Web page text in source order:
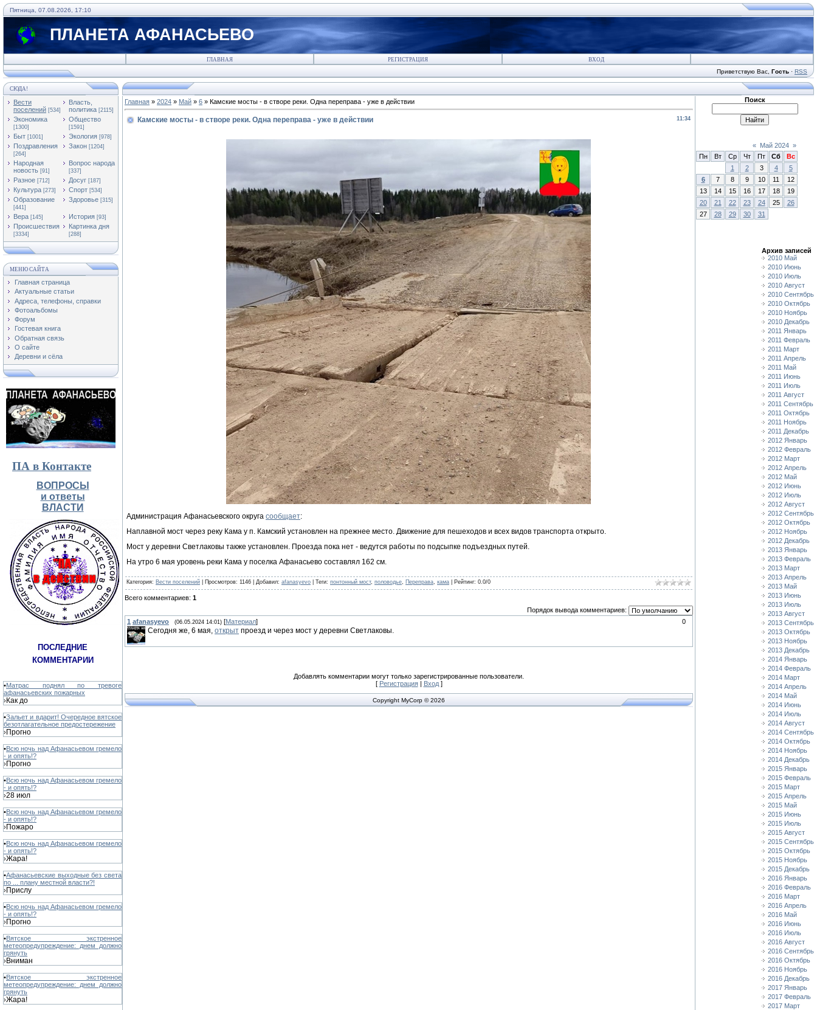
Пятница, 07.08.2026, 17:10
ПЛАНЕТА АФАНАСЬЕВО
ГЛАВНАЯ РЕГИСТРАЦИЯ ВХОД
Приветствую Вас Гость · RSS
СЮДА!
Вести
поселений [534]
Власть,
политика [2115]
Экономика
[1300]
Общество
[1591]
Быт [1001] Экология [978]
Поздравления
[264]
Закон [1204]
Народная
новость [91]
Вопрос народа
[337]
Разное [712] Досуг [187]
Культура [273] Спорт [534]
Образование
[441]
Здоровье [315]
Вера [145] История [93]
Происшествия
[3334]
Картинка дня
[288]
МЕНЮ САЙТА
Главная страница
Актуальные статьи
Адреса, телефоны, справки
Фотоальбомы
Форум
Гостевая книга
Обратная связь
О сайте
Деревни и сёла
ПА в Контакте
ВОПРОСЫ
и ответы
ВЛАСТИ
ПОСЛЕДНИЕ
КОММЕНТАРИИ
•Матрас поднял по тревоге
афанасьевских пожарных
›Как до
•Зальет и вдарит! Очередное вятское
безотлагательное предостережение
›Прогно
•Всю ночь над Афанасьевом гремело
- и опять!?
›Прогно
•Всю ночь над Афанасьевом гремело
- и опять!?
›28 июл
•Всю ночь над Афанасьевом гремело
- и опять!?
›Пожаро
•Всю ночь над Афанасьевом гремело
- и опять!?
›Жара!
•Афанасьевские выходные без света
по ... плану местной власти?!
›Прислу
•Всю ночь над Афанасьевом гремело
- и опять!?
›Прогно
•Вятское экстренное
метеопредупреждение: днем должно
грянуть
›Вниман
•Вятское экстренное
метеопредупреждение: днем должно
грянуть
›Жара!
Главная » 2024 » Май » 6 » Камские мосты - в створе реки. Одна переправа - уже в действии
11:34
Камские мосты - в створе реки. Одна переправа - уже в действии
Администрация Афанасьевского округа сообщает:
Наплавной мост через реку Кама у п. Камский установлен на прежнее место. Движение для пешеходов и всех видов транспорта открыто.
Мост у деревни Светлаковы также установлен. Проезда пока нет - ведутся работы по подсыпке подъездных путей.
На утро 6 мая уровень реки Кама у поселка Афанасьево составлял 162 см.
Категория: Вести поселений Просмотров: 1146 | Добавил: afanasyevo Теги: понтонный мост, половодье, Переправа, кама Рейтинг: 0.0/0
Всего комментариев: 1
Порядок вывода комментариев:
0
1 afanasyevo (06.05.2024 14:01) [Материал]
Сегодня же, 6 мая, открыт проезд и через мост у деревни Светлаковы.
Добавлять комментарии могут только зарегистрированные пользователи.
[ Регистрация| Вход]
Copyright MyCorp © 2026
Поиск
« Май 2024 »
Пн
Вт Ср Чт Пт Сб
Вс
1
2 3 4
5
6
7 8 9 10 11
12
13
14 15 16 17 18
19
20
21 22 23 24 25
26
27
28 29 30 31
Архив записей
2010 Май
2010 Июнь
2010 Июль
2010 Август
2010 Сентябрь
2010 Октябрь
2010 Ноябрь
2010 Декабрь
2011 Январь
2011 Февраль
2011 Март
2011 Апрель
2011 Май
2011 Июнь
2011 Июль
2011 Август
2011 Сентябрь
2011 Октябрь
2011 Ноябрь
2011 Декабрь
2012 Январь
2012 Февраль
2012 Март
2012 Апрель
2012 Май
2012 Июнь
2012 Июль
2012 Август
2012 Сентябрь
2012 Октябрь
2012 Ноябрь
2012 Декабрь
2013 Январь
2013 Февраль
2013 Март
2013 Апрель
2013 Май
2013 Июнь
2013 Июль
2013 Август
2013 Сентябрь
2013 Октябрь
2013 Ноябрь
2013 Декабрь
2014 Январь
2014 Февраль
2014 Март
2014 Апрель
2014 Май
2014 Июнь
2014 Июль
2014 Август
2014 Сентябрь
2014 Октябрь
2014 Ноябрь
2014 Декабрь
2015 Январь
2015 Февраль
2015 Март
2015 Апрель
2015 Май
2015 Июнь
2015 Июль
2015 Август
2015 Сентябрь
2015 Октябрь
2015 Ноябрь
2015 Декабрь
2016 Январь
2016 Февраль
2016 Март
2016 Апрель
2016 Май
2016 Июнь
2016 Июль
2016 Август
2016 Сентябрь
2016 Октябрь
2016 Ноябрь
2016 Декабрь
2017 Январь
2017 Февраль
2017 Март